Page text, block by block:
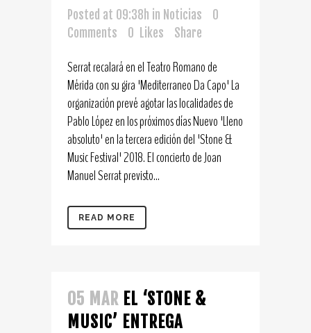
Posted at 09:38h in Noticias
0
Comments
0 Likes Share
Serrat recalará en el Teatro Romano de
Mérida con su gira 'Mediterraneo Da Capo' La
organización prevé agotar las localidades de
Pablo López en los próximos días Nuevo 'Lleno
absoluto' en la tercera edición del 'Stone &
Music Festival' 2018. El concierto de Joan
Manuel Serrat previsto...
READ MORE
05 MAR EL ‘STONE &
MUSIC’ ENTREGA